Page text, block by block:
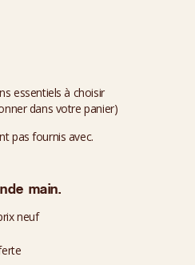
essentiels à choisir
dans votre panier)
pas fournis avec.
main.
neuf